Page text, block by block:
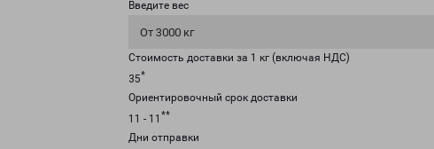
Введите вес
От 3000 кг
Стоимость доставки за 1 кг (включая НДС)
35*
Ориентировочный срок доставки
11 - 11 **
Дни отправки